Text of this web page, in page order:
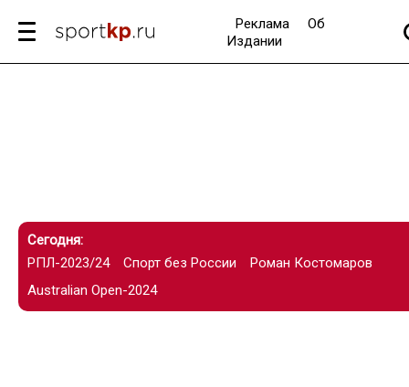
Реклама
Об
Издании
Сегодня:
РПЛ-2023/24
Спорт без России
Роман Костомаров
Australian Open-2024